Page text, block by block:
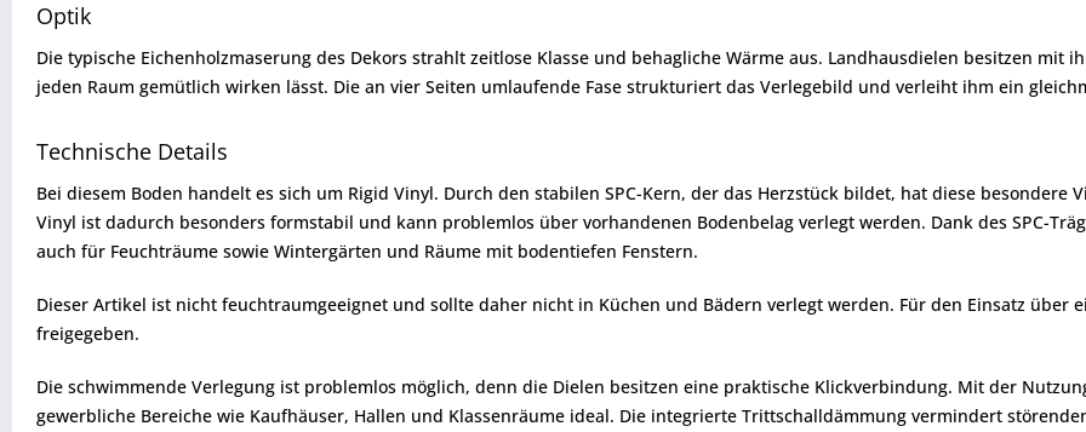
Optik
Die typische Eichenholzmaserung des Dekors strahlt zeitlose Klasse und behagliche Wärme aus. Landhausdielen besitzen
jeden Raum gemütlich wirken lässt. Die an vier Seiten umlaufende Fase strukturiert das Verlegebild und verleiht ihm ein
Technische Details
Bei diesem Boden handelt es sich um Rigid Vinyl. Durch den stabilen SPC-Kern, der das Herzstück bildet, hat diese
Vinyl ist dadurch besonders formstabil und kann problemlos über vorhandenen Bodenbelag verlegt werden. Dank des SPC-
auch für Feuchträume sowie Wintergärten und Räume mit bodentiefen Fenstern.
Dieser Artikel ist nicht feuchtraumgeeignet und sollte daher nicht in Küchen und Bädern verlegt werden. Für den Einsatz über
freigegeben.
Die schwimmende Verlegung ist problemlos möglich, denn die Dielen besitzen eine praktische Klickverbindung. Mit der
gewerbliche Bereiche wie Kaufhäuser, Hallen und Klassenräume ideal. Die integrierte Trittschalldämmung vermindert